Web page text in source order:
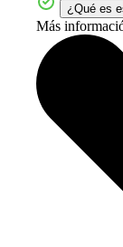
¿Qué es
Más